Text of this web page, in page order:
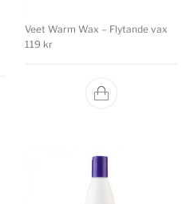
Veet Warm Wax – Flytande vax
119 kr